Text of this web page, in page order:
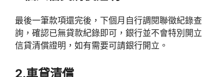
最後一筆款項還完後，下個月自行調閱聯徵紀錄查
詢，確認已無貸款紀錄即可，銀行並不會特別開立
信貸清償證明，如有需要可請銀行開立。
2.車貸清償